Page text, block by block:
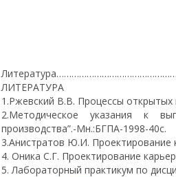
ЛИТЕРАТУРА
1.Ржевский В.В. Процессы
2.Методическое указания к
производства”.-Мн.:БГПА-1998-40с.
3.Анистратов Ю.И. Проектирование
4. Оника С.Г. Проектирование
5. Лабораторный практикум по